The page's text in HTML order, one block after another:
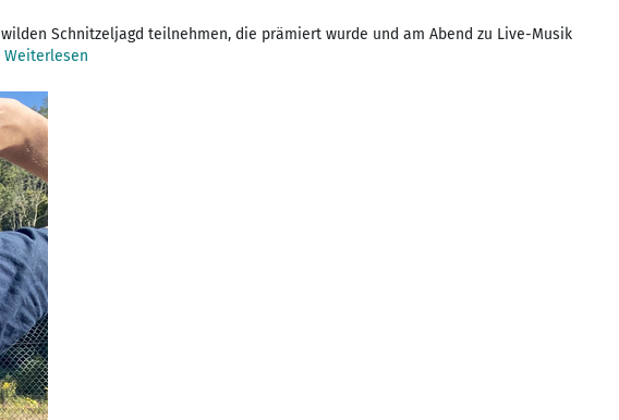
Schnitzeljagd teilnehmen, die prämiert wurde und am Abend zu Live-Musik
Weiterlesen